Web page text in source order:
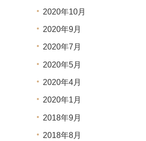
2020年10月
2020年9月
2020年7月
2020年5月
2020年4月
2020年1月
2018年9月
2018年8月